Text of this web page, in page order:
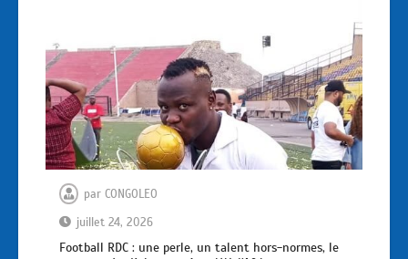
par CONGOLEO
juillet 24, 2026
Football RDC : une perle, un talent hors-normes, le